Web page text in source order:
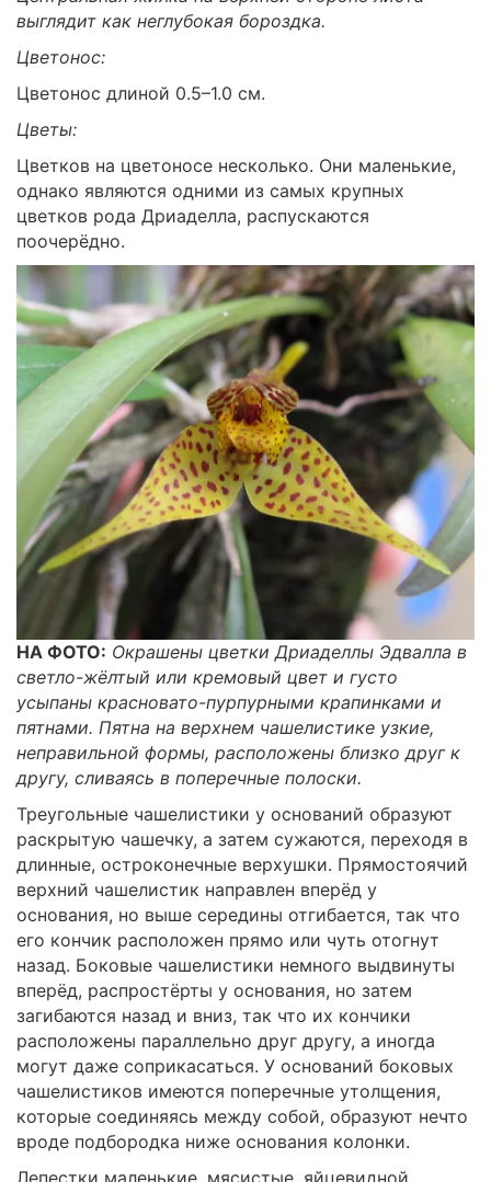
выглядит как неглубокая бороздка.
Цветонос:
Цветонос длиной 0.5–1.0 см.
Цветы:
Цветков на цветоносе несколько. Они маленькие,
однако являются одними из самых крупных
цветков рода Дриаделла, распускаются
поочерёдно.
НА ФОТО: Окрашены цветки Дриаделлы Эдвалла в
светло-жёлтый или кремовый цвет и густо
усыпаны красновато-пурпурными крапинками и
пятнами. Пятна на верхнем чашелистике узкие,
неправильной формы, расположены близко друг к
другу, сливаясь в поперечные полоски.
Треугольные чашелистики у оснований образуют
раскрытую чашечку, а затем сужаются, переходя в
длинные, остроконечные верхушки. Прямостоячий
верхний чашелистик направлен вперёд у
основания, но выше середины отгибается, так что
его кончик расположен прямо или чуть отогнут
назад. Боковые чашелистики немного выдвинуты
вперёд, распростёрты у основания, но затем
загибаются назад и вниз, так что их кончики
расположены параллельно друг другу, а иногда
могут даже соприкасаться. У оснований боковых
чашелистиков имеются поперечные утолщения,
которые соединяясь между собой, образуют нечто
вроде подбородка ниже основания колонки.